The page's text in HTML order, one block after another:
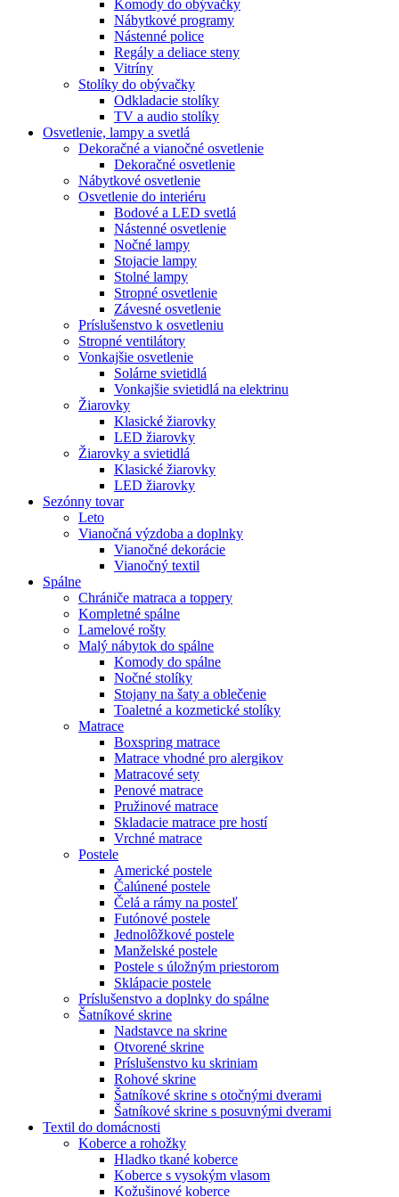
Komody do obývačky
Nábytkové programy
Nástenné police
Regály a deliace steny
Vitríny
Stolíky do obývačky
Odkladacie stolíky
TV a audio stolíky
Osvetlenie, lampy a svetlá
Dekoračné a vianočné osvetlenie
Dekoračné osvetlenie
Nábytkové osvetlenie
Osvetlenie do interiéru
Bodové a LED svetlá
Nástenné osvetlenie
Nočné lampy
Stojacie lampy
Stolné lampy
Stropné osvetlenie
Závesné osvetlenie
Príslušenstvo k osvetleniu
Stropné ventilátory
Vonkajšie osvetlenie
Solárne svietidlá
Vonkajšie svietidlá na elektrinu
Žiarovky
Klasické žiarovky
LED žiarovky
Žiarovky a svietidlá
Klasické žiarovky
LED žiarovky
Sezónny tovar
Leto
Vianočná výzdoba a doplnky
Vianočné dekorácie
Vianočný textil
Spálne
Chrániče matraca a toppery
Kompletné spálne
Lamelové rošty
Malý nábytok do spálne
Komody do spálne
Nočné stolíky
Stojany na šaty a oblečenie
Toaletné a kozmetické stolíky
Matrace
Boxspring matrace
Matrace vhodné pro alergikov
Matracové sety
Penové matrace
Pružinové matrace
Skladacie matrace pre hostí
Vrchné matrace
Postele
Americké postele
Čalúnené postele
Čelá a rámy na posteľ
Futónové postele
Jednolôžkové postele
Manželské postele
Postele s úložným priestorom
Sklápacie postele
Príslušenstvo a doplnky do spálne
Šatníkové skrine
Nadstavce na skrine
Otvorené skrine
Príslušenstvo ku skriniam
Rohové skrine
Šatníkové skrine s otočnými dverami
Šatníkové skrine s posuvnými dverami
Textil do domácnosti
Koberce a rohožky
Hladko tkané koberce
Koberce s vysokým vlasom
Kožušinové koberce